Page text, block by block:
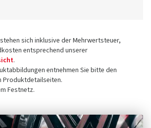
sich inklusive der Mehrwertsteuer,
entsprechend unserer
.
entnehmen Sie bitte den
Produktdetailseiten.
Festnetz.